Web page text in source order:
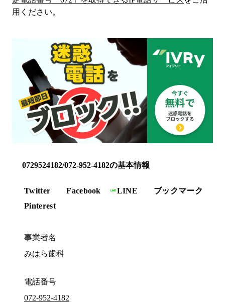
用ください。
0729524182/072-952-4182の基本情報
Twitter Facebook LINE
ブックマーク
Pinterest
事業者名
みはら歯科
電話番号
072-952-4182